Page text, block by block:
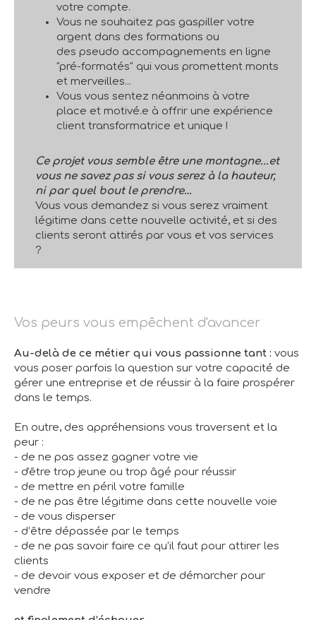
votre compte.
Vous ne souhaitez pas gaspiller votre
argent dans des formations ou
des pseudo accompagnements en ligne
"pré-formatés" qui vous promettent monts
et merveilles...
Vous vous sentez néanmoins à votre
place et motivé.e à offrir une expérience
client transformatrice et unique !
Ce projet vous semble être une montagne...et
vous ne savez pas si vous serez à la hauteur,
ni par quel bout le prendre…
Vous vous demandez si vous serez vraiment
légitime dans cette nouvelle activité, et si des
clients seront attirés par vous et vos services
?
Vos peurs vous empêchent d'avancer
Au-delà de ce métier qui vous passionne tant : vous
vous poser parfois la question sur votre capacité de
gérer une entreprise et de réussir à la faire prospérer
dans le temps.
En outre, des appréhensions vous traversent et la
peur :
- de ne pas assez gagner votre vie
- d'être trop jeune ou trop âgé pour réussir
- de mettre en péril votre famille
- de ne pas être légitime dans cette nouvelle voie
- de vous disperser
- d’être dépassée par le temps
- de ne pas savoir faire ce qu’il faut pour attirer les
clients
- de devoir vous exposer et de démarcher pour
vendre